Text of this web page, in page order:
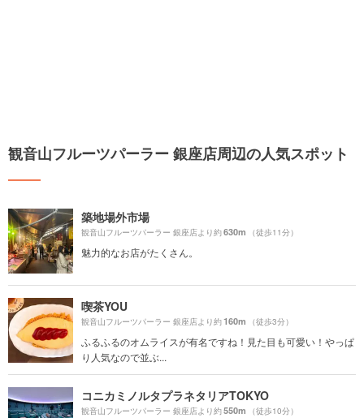
観音山フルーツパーラー 銀座店周辺の人気スポット
築地場外市場
観音山フルーツパーラー 銀座店より約630m （徒歩11分）
魅力的なお店がたくさん。
喫茶YOU
観音山フルーツパーラー 銀座店より約160m （徒歩3分）
ふるふるのオムライスが有名ですね！見た目も可愛い！やっぱ
り人気なので並ぶ...
コニカミノルタプラネタリアTOKYO
観音山フルーツパーラー 銀座店より約550m （徒歩10分）